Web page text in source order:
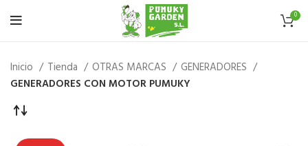
0
Inicio Tienda OTRAS MARCAS
GENERADORES
GENERADORES CON MOTOR PUMUKY